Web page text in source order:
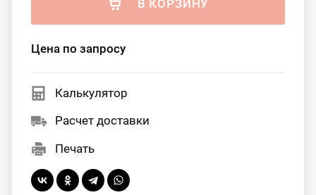
В КОРЗИНУ
Цена по запросу
Калькулятор
Расчет доставки
Печать